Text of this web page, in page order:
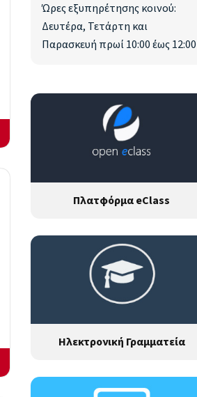
Ώρες εξυπηρέτησης κοινού:
Δευτέρα, Τετάρτη και
Παρασκευή πρωί 10:00 έως 12:00
Πλατφόρμα eClass
Ηλεκτρονική Γραμματεία